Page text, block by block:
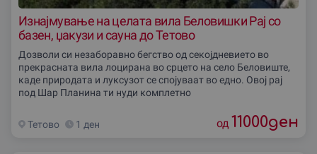
Изнајмување на целата вила Беловишки Рај со
базен, џакузи и сауна до Тетово
Дозволи си незаборавно бегство од секојдневието во
прекрасната вила лоцирана во срцето на село Беловиште,
каде природата и луксузот се спојуваат во едно. Овој рај
под Шар Планина ти нуди комплетно
Тетово 1 ден од 11000ден